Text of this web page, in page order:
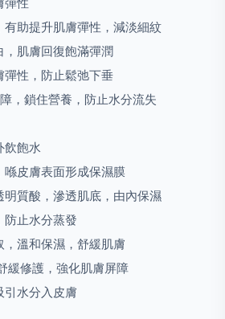
有助提升肌膚彈性，減淡細紋
肌膚回復飽滿彈潤
性，防止鬆弛下垂
，鎖住營養，防止水分流失
飲飽水
皮膚表面形成保濕膜
質酸，滲透肌底，由內保濕
防止水分蒸發
溫和保濕，舒緩肌膚
緩修護，強化肌膚屏障
引水分入皮膚